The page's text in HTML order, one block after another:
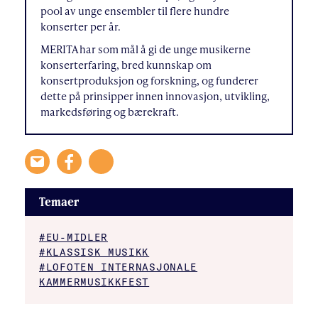
pool av unge ensembler til flere hundre
konserter per år.
MERITA har som mål å gi de unge musikerne
konserterfaring, bred kunnskap om
konsertproduksjon og forskning, og funderer
dette på prinsipper innen innovasjon, utvikling,
markedsføring og bærekraft.
Temaer
#EU-MIDLER
#KLASSISK MUSIKK
#LOFOTEN INTERNASJONALE
KAMMERMUSIKKFEST